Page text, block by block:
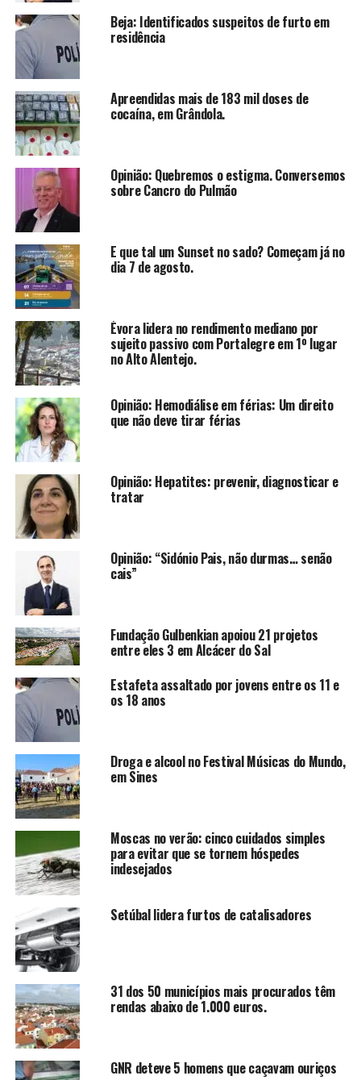
Beja: Identificados suspeitos de furto em
residência
Apreendidas mais de 183 mil doses de
cocaína, em Grândola.
Opinião: Quebremos o estigma. Conversemos
sobre Cancro do Pulmão
E que tal um Sunset no sado? Começam já no
dia 7 de agosto.
Évora lidera no rendimento mediano por
sujeito passivo com Portalegre em 1º lugar
no Alto Alentejo.
Opinião: Hemodiálise em férias: Um direito
que não deve tirar férias
Opinião: Hepatites: prevenir, diagnosticar e
tratar
Opinião: “Sidónio Pais, não durmas… senão
cais”
Fundação Gulbenkian apoiou 21 projetos
entre eles 3 em Alcácer do Sal
Estafeta assaltado por jovens entre os 11 e
os 18 anos
Droga e alcool no Festival Músicas do Mundo,
em Sines
Moscas no verão: cinco cuidados simples
para evitar que se tornem hóspedes
indesejados
Setúbal lidera furtos de catalisadores
31 dos 50 municípios mais procurados têm
rendas abaixo de 1.000 euros.
GNR deteve 5 homens que caçavam ouriços